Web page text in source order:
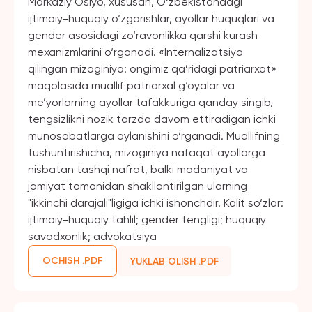
ijtimoiy-huquqiy o‘zgarishlar, ayollar huquqlari va
gender asosidagi zo‘ravonlikka qarshi kurash
mexanizmlarini o‘rganadi. «Internalizatsiya
qilingan mizoginiya: ongimiz qa’ridagi patriarxat»
maqolasida muallif patriarxal g‘oyalar va
me’yorlarning ayollar tafakkuriga qanday singib,
tengsizlikni nozik tarzda davom ettiradigan ichki
munosabatlarga aylanishini o‘rganadi. Muallifning
tushuntirishicha, mizoginiya nafaqat ayollarga
nisbatan tashqi nafrat, balki madaniyat va
jamiyat tomonidan shakllantirilgan ularning
"ikkinchi darajali"ligiga ichki ishonchdir. Kalit so‘zlar:
ijtimoiy-huquqiy tahlil; gender tengligi; huquqiy
savodxonlik; advokatsiya
OCHISH .PDF YUKLAB OLISH .PDF